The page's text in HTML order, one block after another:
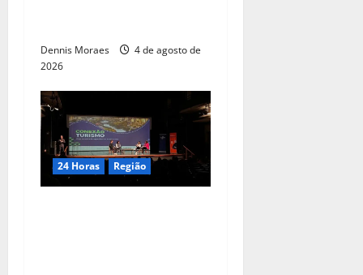
Dennis Moraes
4 de agosto de
2026
24 Horas Região